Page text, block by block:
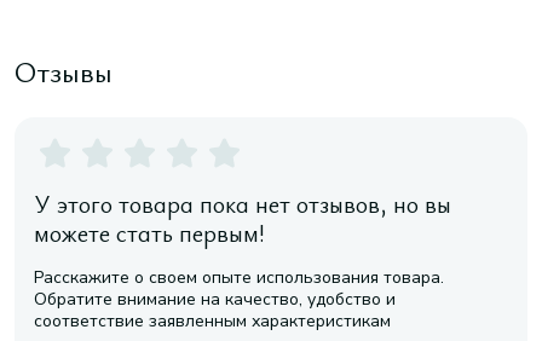
Отзывы
У этого товара пока нет отзывов, но вы
можете стать первым!
Расскажите о своем опыте использования товара.
Обратите внимание на качество, удобство и
соответствие заявленным характеристикам